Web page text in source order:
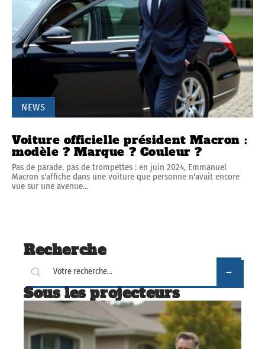
NEWS
Voiture officielle président Macron :
modèle ? Marque ? Couleur ?
Pas de parade, pas de trompettes : en juin 2024, Emmanuel
Macron s'affiche dans une voiture que personne n'avait encore
vue sur une avenue…
Recherche
Sous les projecteurs